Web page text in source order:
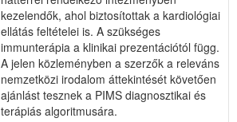
kezelendők, ahol biztosítottak a kardiológiai
ellátás feltételei is. A szükséges
immunterápia a klinikai prezentációtól függ.
A jelen közleményben a szerzők a releváns
nemzetközi irodalom áttekintését követően
ajánlást tesznek a PIMS diagnosztikai és
terápiás algoritmusára.